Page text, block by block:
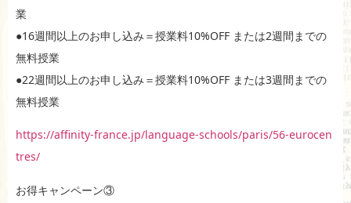
業
●16週間以上のお申し込み＝授業料10%OFF または2週間までの
無料授業
●22週間以上のお申し込み＝授業料10%OFF または3週間までの
無料授業
https://affinity-france.jp/language-schools/paris/56-eurocen
tres/
お得キャンペーン③